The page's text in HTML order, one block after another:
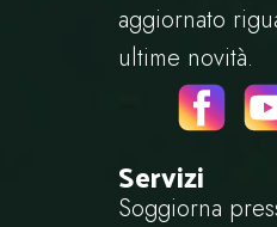
aggiornato
ultime novità.
Servizi
Soggiorna